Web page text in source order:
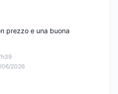
06/2026
prezzo e una buona